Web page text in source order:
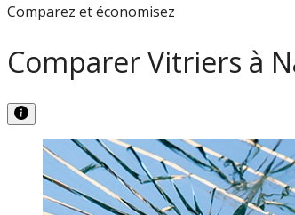
Comparez et économisez
Comparer Vitriers à